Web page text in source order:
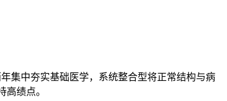
集中夯实基础医学，系统整合型将正常结构与病
绩点。